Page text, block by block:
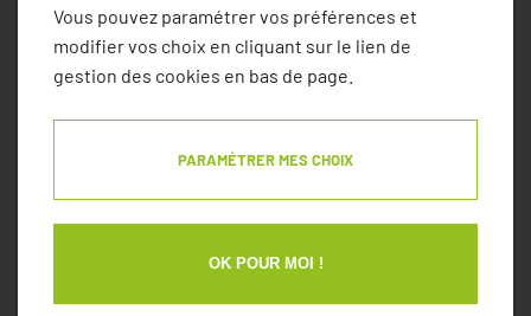
l'utilisation d’outils modernes, nous assurons la réparation des
éléments endommagés tout en respectant l’esthétique de votre
Réparation et renforcement :Nous remplaçons les
traitements spécifiques pour protéger votre charpente
Vous pouvez paramétrer vos préférences et
modifier vos choix en cliquant sur le lien de
gestion des cookies en bas de page.
PARAMÉTRER MES CHOIX
OK POUR MOI !